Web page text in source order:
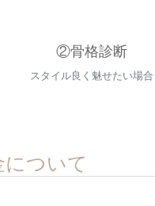
②骨格診断
スタイル良く魅せたい場合
ついて